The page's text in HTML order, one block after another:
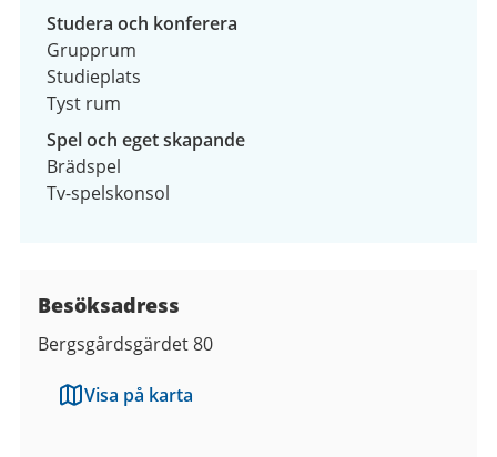
Studera och konferera
Grupprum
Studieplats
Tyst rum
Spel och eget skapande
Brädspel
Tv-spelskonsol
Besöksadress
Bergsgårdsgärdet 80
Visa på karta